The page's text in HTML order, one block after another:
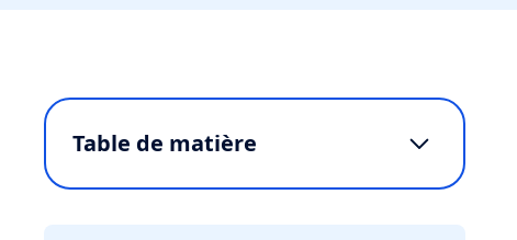
Table de matière
Définition et rôle du footer dans une